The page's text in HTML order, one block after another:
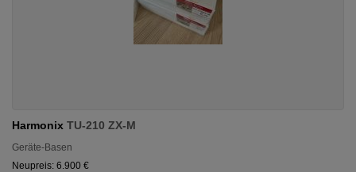
Harmonix TU-210 ZX-M
Geräte-Basen
Neupreis: 6.900 €